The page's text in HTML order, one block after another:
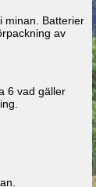
minan. Batterier
av
6 vad gäller